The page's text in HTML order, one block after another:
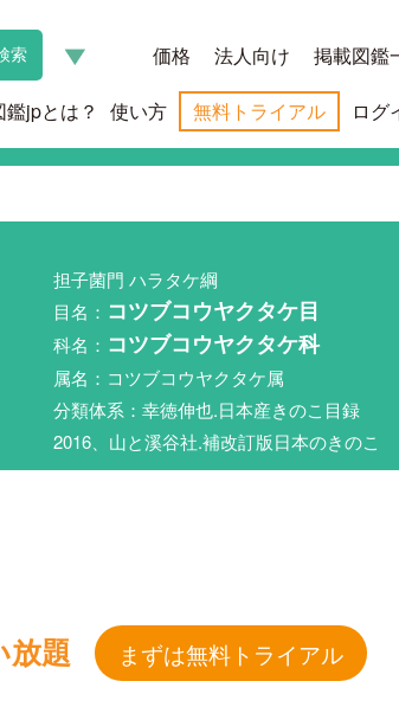
索 価格 法人向け 掲載図鑑
鑑jpとは？ 使い方 無料トライアル ログ
担子菌門 ハラタケ綱
目名： コツブコウヤクタケ目
科名： コツブコウヤクタケ科
属名：コツブコウヤクタケ属
分類体系：幸徳伸也.日本産きのこ目録
2016、山と溪谷社.補改訂版日本のきのこ
放題 まずは無料トライアル